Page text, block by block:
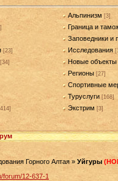
Альпинизм [3]
Граница и
Заповедники и
[23] Исследования
[34] Новые объекты
Регионы [27]
Спортивные
Туруслуги [168]
Экстрим [3]
Горного Алтая » Уйгуры
forum/12-637-1